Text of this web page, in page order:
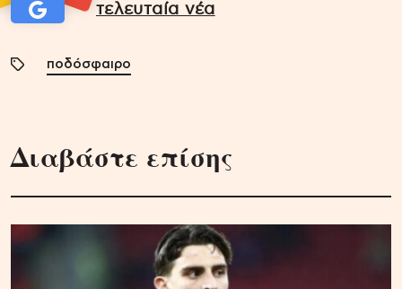
τελευταία νέα
ποδόσφαιρο
Διαβάστε επίσης